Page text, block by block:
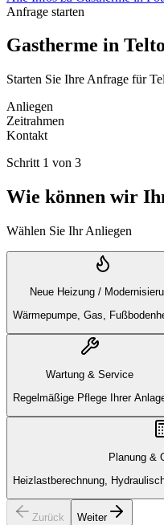
Anfrage starten
Gastherme in
Starten Sie Ihre Anfrage für
Anliegen
Zeitrahmen
Kontakt
Schritt 1 von 3
Wie können wir
Wählen Sie Ihr Anliegen
Neue Heizung /
Wärmepumpe, Gas,
Wartung & Service
Regelmäßige Pflege Ihrer
Planung &
Heizlastberechnung,
Zurück Weiter